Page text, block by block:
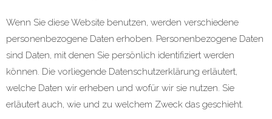
Wenn Sie diese Website benutzen, werden verschiedene
personenbezogene Daten erhoben. Personenbezogene Daten
sind Daten, mit denen Sie persönlich identifiziert werden
können. Die vorliegende Datenschutzerklärung erläutert,
welche Daten wir erheben und wofür wir sie nutzen. Sie
erläutert auch, wie und zu welchem Zweck das geschieht.